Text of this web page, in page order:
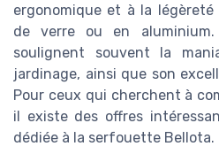
ergonomique et à la
de verre ou en
soulignent souvent la
jardinage, ainsi que son
Pour ceux qui cherchent à
il existe des offres
dédiée à la serfouette Bellota.